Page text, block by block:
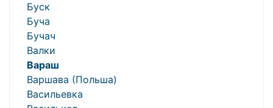
Буск
Буча
Бучач
Валки
Вараш
Варшава (Польша)
Васильевка